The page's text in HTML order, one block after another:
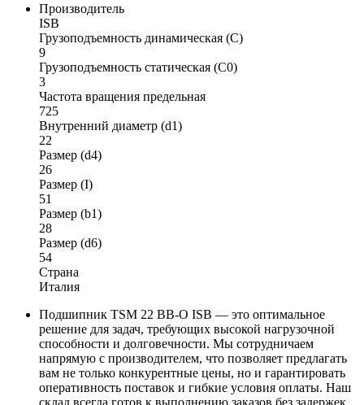
Производитель
ISB
Грузоподъемность динамическая (C)
9
Грузоподъемность статическая (C0)
3
Частота вращения предельная
725
Внутренний диаметр (d1)
22
Размер (d4)
26
Размер (I)
51
Размер (b1)
28
Размер (d6)
54
Страна
Италия
Подшипник TSM 22 BB-O ISB — это оптимальное
решение для задач, требующих высокой нагрузочной
способности и долговечности. Мы сотрудничаем
напрямую с производителем, что позволяет предлагать
вам не только конкурентные цены, но и гарантировать
оперативность поставок и гибкие условия оплаты. Наш
склад всегда готов к выполнению заказов без задержек.